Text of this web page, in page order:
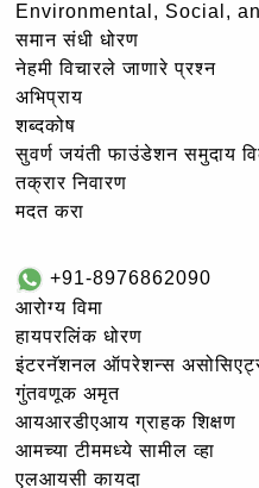
Environmental, Social,
समान संधी धोरण
नेहमी विचारले जाणारे प्रश्न
अभिप्राय
शब्दकोष
सुवर्ण जयंती फाउंडेशन समुदाय
तक्रार निवारण
मदत करा
+91-8976862090
आरोग्य विमा
हायपरलिंक धोरण
इंटरनॅशनल ऑपरेशन्स
गुंतवणूक अमृत
आयआरडीएआय ग्राहक शिक्षण
आमच्या टीममध्ये सामील व्हा
एलआयसी कायदा